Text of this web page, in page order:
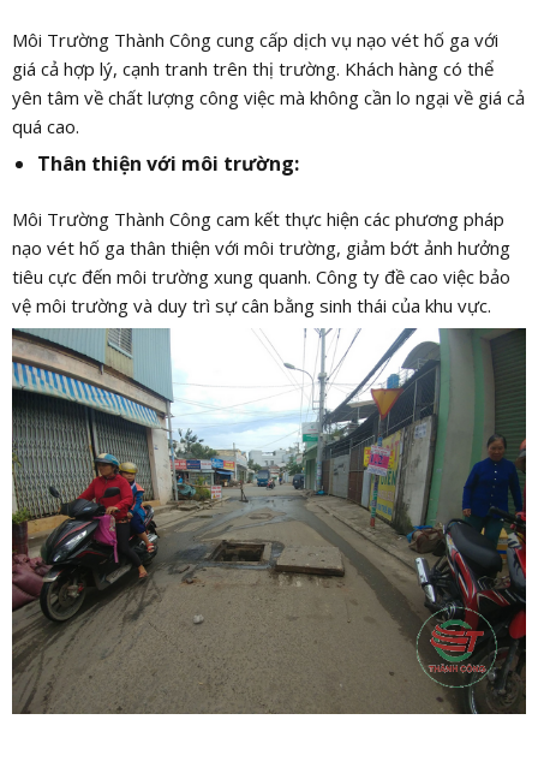
Môi Trường Thành Công cung cấp dịch vụ nạo vét hố ga với
giá cả hợp lý, cạnh tranh trên thị trường. Khách hàng có thể
yên tâm về chất lượng công việc mà không cần lo ngại về giá cả
quá cao.
Thân thiện với môi trường:
Môi Trường Thành Công cam kết thực hiện các phương pháp
nạo vét hố ga thân thiện với môi trường, giảm bớt ảnh hưởng
tiêu cực đến môi trường xung quanh. Công ty đề cao việc bảo
vệ môi trường và duy trì sự cân bằng sinh thái của khu vực.